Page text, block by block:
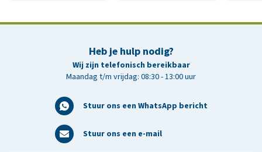
Heb je hulp nodig?
Wij zijn telefonisch bereikbaar
Maandag t/m vrijdag: 08:30 - 13:00 uur
Stuur ons een WhatsApp bericht
Stuur ons een e-mail